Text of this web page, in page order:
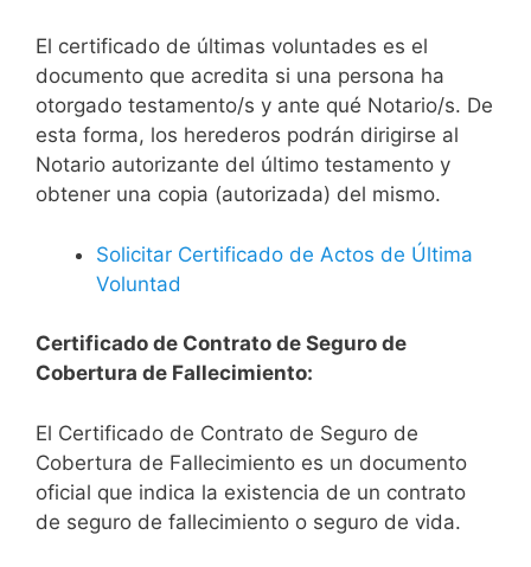
El certificado de últimas voluntades es el
documento que acredita si una persona ha
otorgado testamento/s y ante qué Notario/s. De
esta forma, los herederos podrán dirigirse al
Notario autorizante del último testamento y
obtener una copia (autorizada) del mismo.
Solicitar Certificado de Actos de Última
Voluntad
Certificado de Contrato de Seguro de
Cobertura de Fallecimiento:
El Certificado de Contrato de Seguro de
Cobertura de Fallecimiento es un documento
oficial que indica la existencia de un contrato
de seguro de fallecimiento o seguro de vida.